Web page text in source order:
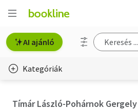
AI ajánló
Kategóriák
Tímár László-Pohárnok